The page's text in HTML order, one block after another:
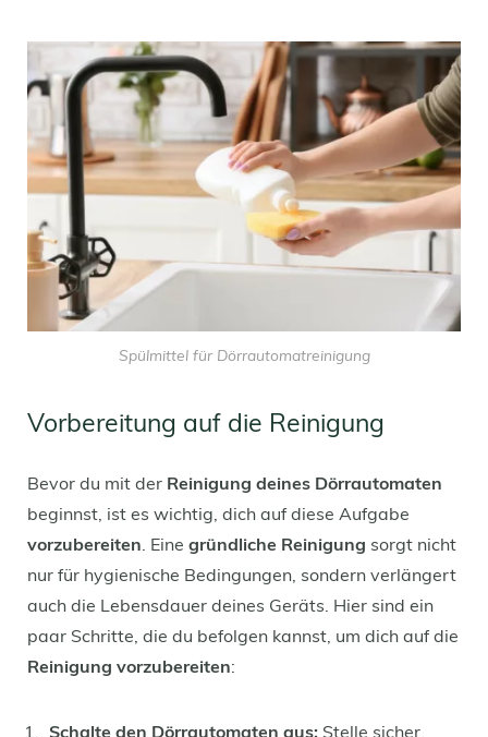
Spülmittel für Dörrautomatreinigung
Vorbereitung auf die Reinigung
Bevor du mit der Reinigung deines Dörrautomaten
beginnst, ist es wichtig, dich auf diese Aufgabe
vorzubereiten. Eine gründliche Reinigung sorgt nicht
nur für hygienische Bedingungen, sondern verlängert
auch die Lebensdauer deines Geräts. Hier sind ein
paar Schritte, die du befolgen kannst, um dich auf die
Reinigung vorzubereiten:
Schalte den Dörrautomaten aus: Stelle sicher,